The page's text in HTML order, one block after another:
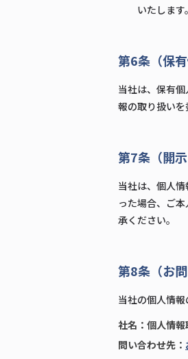
いたします。
第6条（保
当社は、保有
報の取り扱いを
第7条（開
当社は、個人
った場合、ご
承ください。
第8条（お問
当社の個人情
社名：個人情
問い合わせ先：